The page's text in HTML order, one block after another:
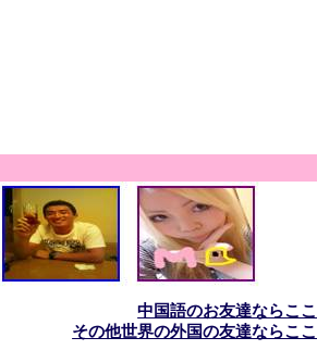
中国語のお友達ならここ
その他世界の外国の友達ならここ